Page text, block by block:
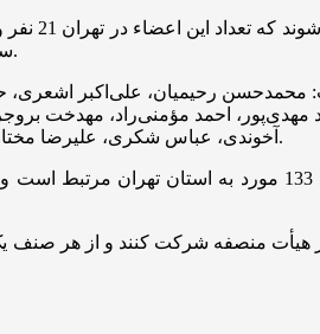
سراسر کشور می‌رسد و تاکنون در 8 استان انتخابات برگزار شده است.
محمدحسن رحیمیان، علی‌اکبر
احمد مؤمنی‌راد، مهدخت
آخوندی، عباس شکری، علیرضا مختار پورقهرودی و عزت‌الله ضرغامی از اعضای این هیأت منصفه هستند.
سراج ادامه داد: 233 فقره پرونده در هیأت منصفه سراسر کشور
گفت: طبق ماده 36 قانون مطبوعات 15 صنف می‌توانند